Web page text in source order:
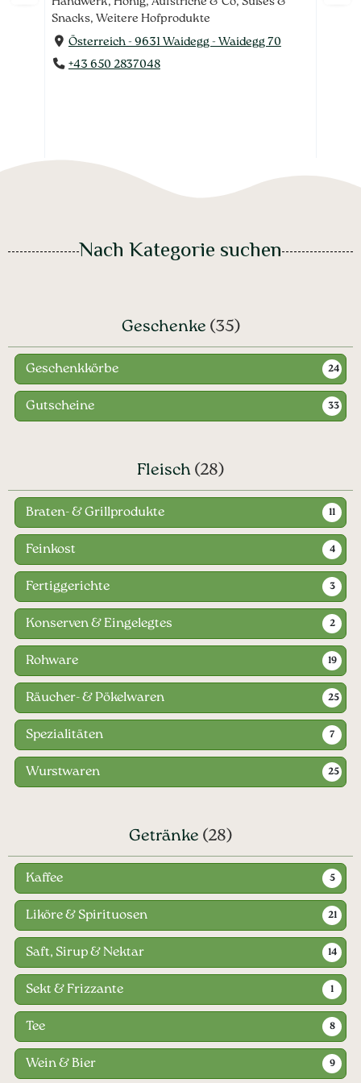
Snacks, Weitere Hofprodukte
Österreich - 9631 Waidegg - Waidegg 70
+43 650 2837048
Nach Kategorie suchen
Geschenke (35)
Geschenkkörbe 24
Gutscheine 33
Fleisch (28)
Braten- & Grillprodukte 11
Feinkost 4
Fertiggerichte 3
Konserven & Eingelegtes 2
Rohware 19
Räucher- & Pökelwaren 25
Spezialitäten 7
Wurstwaren 25
Getränke (28)
Kaffee 5
Liköre & Spirituosen 21
Saft, Sirup & Nektar 14
Sekt & Frizzante 1
Tee 8
Wein & Bier 9